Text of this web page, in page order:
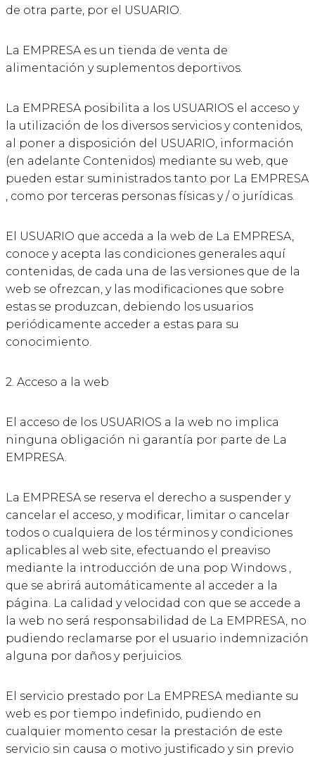
de otra parte, por el USUARIO.
La EMPRESA es un tienda de venta de
alimentación y suplementos deportivos.
La EMPRESA posibilita a los USUARIOS el acceso y
la utilización de los diversos servicios y contenidos,
al poner a disposición del USUARIO, información
(en adelante Contenidos) mediante su web, que
pueden estar suministrados tanto por La EMPRESA
, como por terceras personas físicas y / o jurídicas.
El USUARIO que acceda a la web de La EMPRESA,
conoce y acepta las condiciones generales aquí
contenidas, de cada una de las versiones que de la
web se ofrezcan, y las modificaciones que sobre
estas se produzcan, debiendo los usuarios
periódicamente acceder a estas para su
conocimiento.
2. Acceso a la web
El acceso de los USUARIOS a la web no implica
ninguna obligación ni garantía por parte de La
EMPRESA.
La EMPRESA se reserva el derecho a suspender y
cancelar el acceso, y modificar, limitar o cancelar
todos o cualquiera de los términos y condiciones
aplicables al web site, efectuando el preaviso
mediante la introducción de una pop Windows ,
que se abrirá automáticamente al acceder a la
página. La calidad y velocidad con que se accede a
la web no será responsabilidad de La EMPRESA, no
pudiendo reclamarse por el usuario indemnización
alguna por daños y perjuicios.
El servicio prestado por La EMPRESA mediante su
web es por tiempo indefinido, pudiendo en
cualquier momento cesar la prestación de este
servicio sin causa o motivo justificado y sin previo